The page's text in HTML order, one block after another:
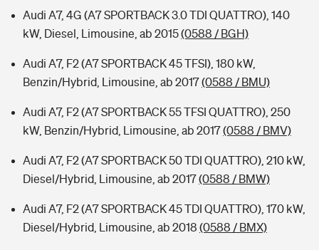
Audi A7, 4G (A7 SPORTBACK 3.0 TDI QUATTRO), 140
kW, Diesel, Limousine, ab 2015(0588 / BGH)
Audi A7, F2 (A7 SPORTBACK 45 TFSI), 180 kW,
Benzin/Hybrid, Limousine, ab 2017(0588 / BMU)
Audi A7, F2 (A7 SPORTBACK 55 TFSI QUATTRO), 250
kW, Benzin/Hybrid, Limousine, ab 2017(0588 / BMV)
Audi A7, F2 (A7 SPORTBACK 50 TDI QUATTRO), 210 kW,
Diesel/Hybrid, Limousine, ab 2017(0588 / BMW)
Audi A7, F2 (A7 SPORTBACK 45 TDI QUATTRO), 170 kW,
Diesel/Hybrid, Limousine, ab 2018 (0588 / BMX)